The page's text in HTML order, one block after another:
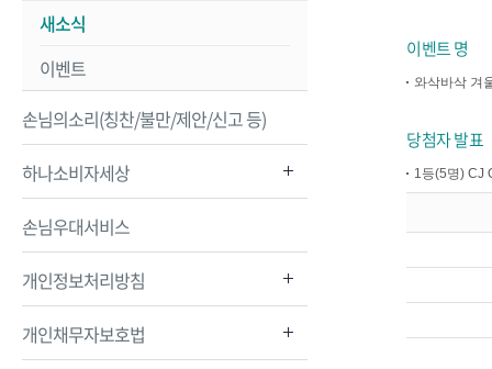
새소식
이벤트
손님의소리(칭찬/불만/제안/신고 등)
하나소비자세상
손님우대서비스
개인정보처리방침
개인채무자보호법
이벤트 명
와삭바삭 겨
당첨자 발표
1등(5명) CJ